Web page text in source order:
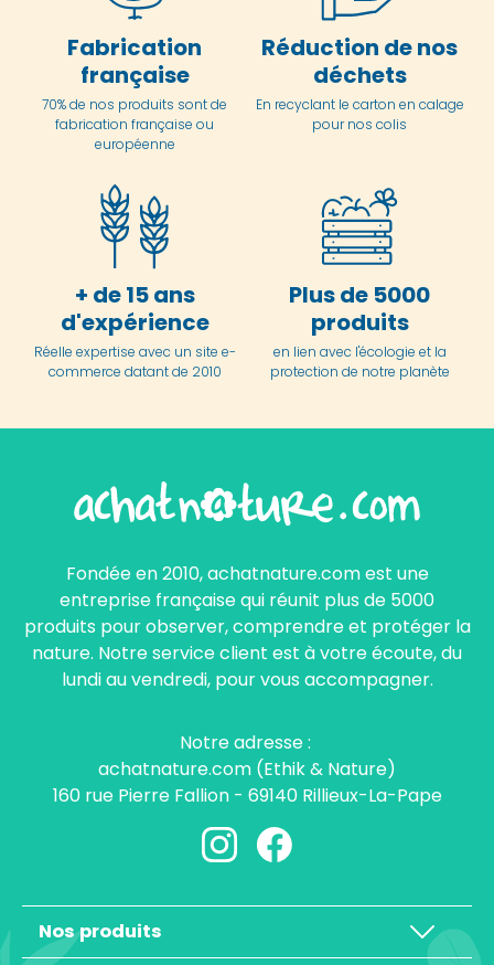
Fabrication
française
70% de nos produits sont de
fabrication française ou
européenne
Réduction de nos
déchets
En recyclant le carton en calage
pour nos colis
+ de 15 ans
d'expérience
Réelle expertise avec un site e-
commerce datant de 2010
Plus de 5000
produits
en lien avec l'écologie et la
protection de notre planète
Fondée en 2010, achatnature.com est une
entreprise française qui réunit plus de 5000
produits pour observer, comprendre et protéger la
nature. Notre service client est à votre écoute, du
lundi au vendredi, pour vous accompagner.
Notre adresse :
achatnature.com (Ethik & Nature)
160 rue Pierre Fallion - 69140 Rillieux-La-Pape
Nos produits